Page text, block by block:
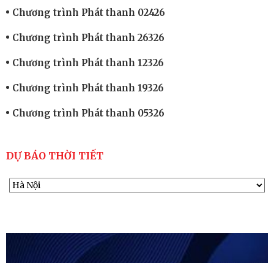
Chương trình Phát thanh 02426
Chương trình Phát thanh 26326
Chương trình Phát thanh 12326
Chương trình Phát thanh 19326
Chương trình Phát thanh 05326
DỰ BÁO THỜI TIẾT